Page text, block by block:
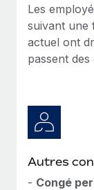
Les
suivant une
actuel ont
passent
Autres
- Congé